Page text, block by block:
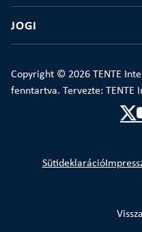
JOGI
Copyright © 2026 TENTE
fenntartva. Tervezte: TENTE
Sütideklaráció